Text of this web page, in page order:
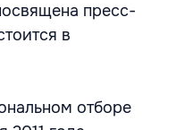
пресс-
в
отборе